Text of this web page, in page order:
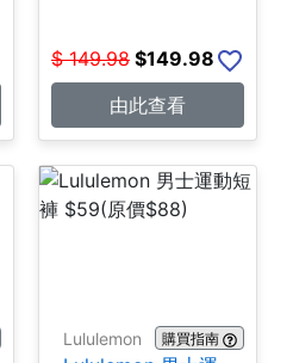
$ 149.98 $149.98
由此查看
Lululemon 購買指南